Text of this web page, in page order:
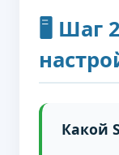
🖥️ Шаг
Какой